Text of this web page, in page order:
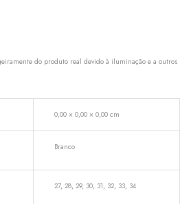
do produto real devido à iluminação e a outros
0,00 × 0,00 × 0,00 cm
Branco
27, 28, 29, 30, 31, 32, 33, 34